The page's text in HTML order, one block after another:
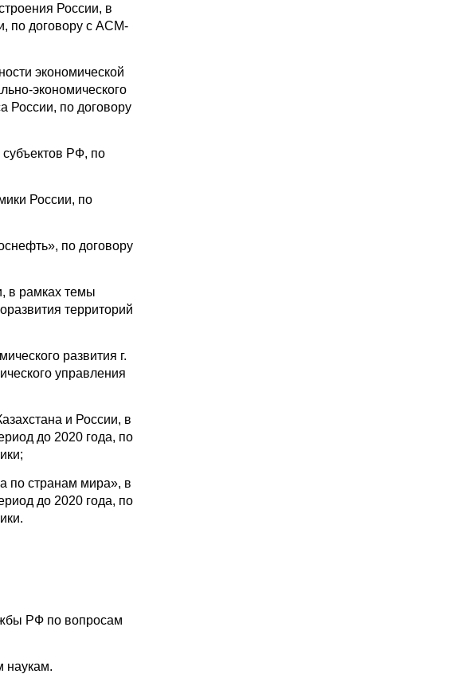
России, в
по договору с АСМ-
экономической
экономического
России, по договору
субъектов РФ, по
России, по
по договору
в рамках темы
территорий
развития г.
управления
и России, в
до 2020 года, по
по странам мира», в
до 2020 года, по
РФ по вопросам
наукам.